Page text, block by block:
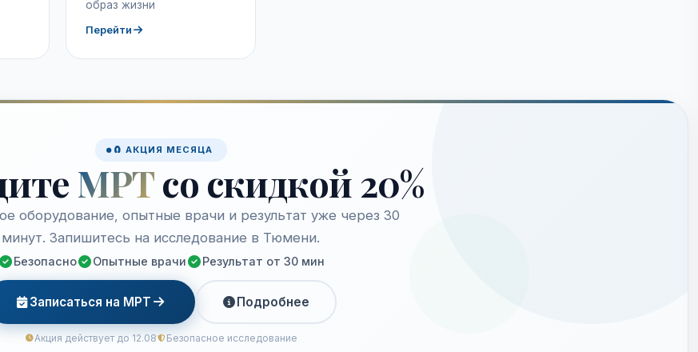
образ жизни
Перейти
🧲 АКЦИЯ МЕСЯЦА
МРТсо скидкой 20%
оборудование, опытные врачи и результат уже через 30
минут. Запишитесь на исследование в Тюмени.
Безопасно Опытные врачи Результат от 30 мин
Записаться на МРТ Подробнее
Акция действует до 12.08 Безопасное исследование